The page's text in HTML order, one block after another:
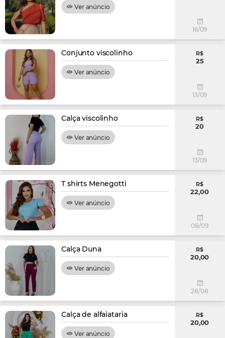
Ver anúncio
16/09
Conjunto viscolinho
Ver anúncio
R$
25
13/09
Calça viscolinho
Ver anúncio
R$
20
13/09
T shirts Menegotti
Ver anúncio
R$
22,00
08/09
Calça Duna
Ver anúncio
R$
20,00
28/08
Calça de alfaiataria
Ver anúncio
R$
20,00